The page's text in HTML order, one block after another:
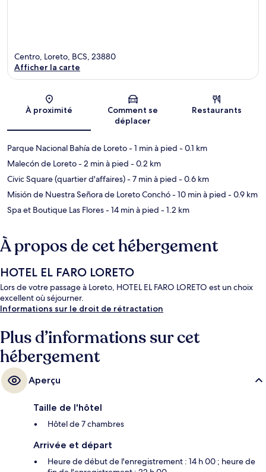
Carte
Centro, Loreto, BCS, 23880
Afficher la carte
À proximité
Comment se
déplacer
Restaurants
Parque Nacional Bahía de Loreto- 1 min à pied - 0.1 km
Malecón de Loreto- 2 min à pied - 0.2 km
Civic Square (quartier d'affaires)- 7 min à pied - 0.6 km
Misión de Nuestra Señora de Loreto Conchó- 10 min à pied - 0.9 km
Spa et Boutique Las Flores- 14 min à pied - 1.2 km
À propos de cet hébergement
HOTEL EL FARO LORETO
Lors de votre passage à Loreto, HOTEL EL FARO LORETO est un choix
excellent où séjourner.
Informations sur le droit de rétractation
Plus d’informations sur cet
hébergement
Aperçu
Taille de l'hôtel
Hôtel de 7 chambres
Arrivée et départ
Heure de début de l'enregistrement : 14 h 00 ; heure de